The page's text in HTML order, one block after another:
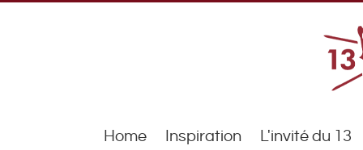
Home Inspiration L'invité du 13